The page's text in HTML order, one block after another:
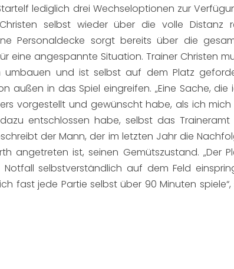
lediglich drei Wechseloptionen zur
selbst wieder über die volle Distanz
Personaldecke sorgt bereits über die
eine angespannte Situation. Trainer Christen
umbauen und ist selbst auf dem Platz
außen in das Spiel eingreifen. „Eine Sache, die
vorgestellt und gewünscht habe, als ich mich
entschlossen habe, selbst das Traineramt
der Mann, der im letzten Jahr die
angetreten ist, seinen Gemütszustand. „Der
selbstverständlich auf dem Feld
fast jede Partie selbst über 90 Minuten spiele“,